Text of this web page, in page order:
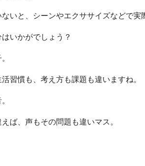
いと、シーンやエクササイズなどで実
いかがでしょう？
習慣も、考え方も課題も違いますね。
ば、声もその問題も違いマス。